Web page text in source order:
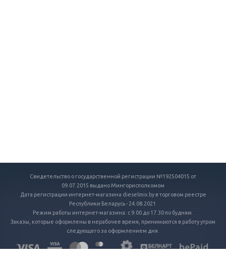
Свидетельство о государственной регистрации №192504015 от
09.07.2015 выдано Мингорисполкомом
Дата регистрации интернет-магазина dieselmix.by в торговом реестре
Республики Беларусь - 24.08.2021
Режим работы интернет-магазина: с 9.00 до 17.30 по будням.
Заказы, которые оформлены в нерабочее время, принимаются в работу утром
следующего за оформлением дня.